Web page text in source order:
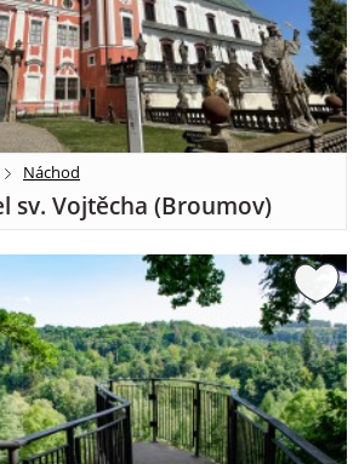
Náchod
sv. Vojtěcha (Broumov)